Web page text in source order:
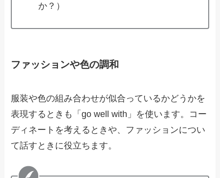
か？）
ファッションや色の調和
服装や色の組み合わせが似合っているかどうかを
表現するときも「go well with」を使います。コー
ディネートを考えるときや、ファッションについ
て話すときに役立ちます。